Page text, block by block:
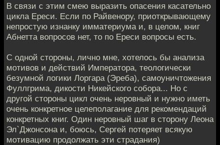
В связи с этим смею выразить опасения касательно
цикла Ереси. Если по Райвенору, приоткрывающему
непростую изнанку имматериума и, в целом, книг
Абнетта вопросов нет, то по Ереси вопросы есть.
С одной стороны, лично мне, хотелось бы анализа
мотивов и действий Императора, теологически
безумной логики Лоргара (Эреба), самоуничтожения
Фуллгрима, дикости Никейского собора... Но с
другой стороны цикл очень неровный и нужно иметь
очень конкретное целеполагание для рекомендаций
конкретных книг. Один неровный шаг в сторону Леона
Эл`Джонсона и, боюсь, Сергей потеряет всякую
мотивацию продолжать эти страдания)